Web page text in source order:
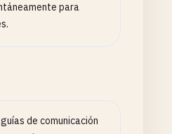
para
de comunicación